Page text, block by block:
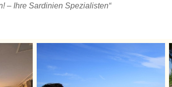
– Ihre Sardinien Spezialisten“